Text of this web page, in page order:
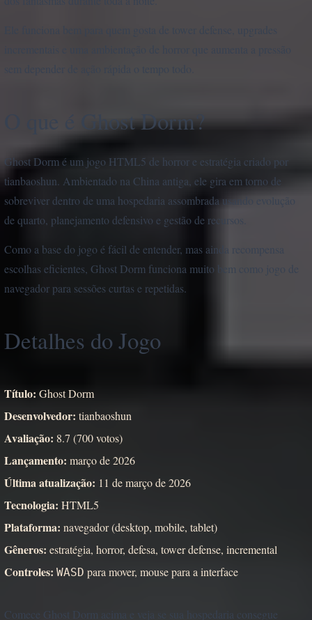
O que é Ghost Dorm?
Ghost Dorm é um jogo HTML5 de horror e estratégia criado por
tianbaoshun. Ambientado na China antiga, ele gira em torno de
sobreviver dentro de uma hospedaria assombrada usando evolução
de quarto, planejamento defensivo e gestão de recursos.
Como a base do jogo é fácil de entender, mas ainda recompensa
escolhas eficientes, Ghost Dorm funciona muito bem como jogo de
navegador para sessões curtas e repetidas.
Detalhes do Jogo
Título: Ghost Dorm
Desenvolvedor: tianbaoshun
Avaliação: 8.7 (700 votos)
Lançamento: março de 2026
Última atualização: 11 de março de 2026
Tecnologia: HTML5
Plataforma: navegador (desktop, mobile, tablet)
Gêneros: estratégia, horror, defesa, tower defense, incremental
Controles: WASD para mover, mouse para a interface
Comece Ghost Dorm acima e veja se sua hospedaria consegue